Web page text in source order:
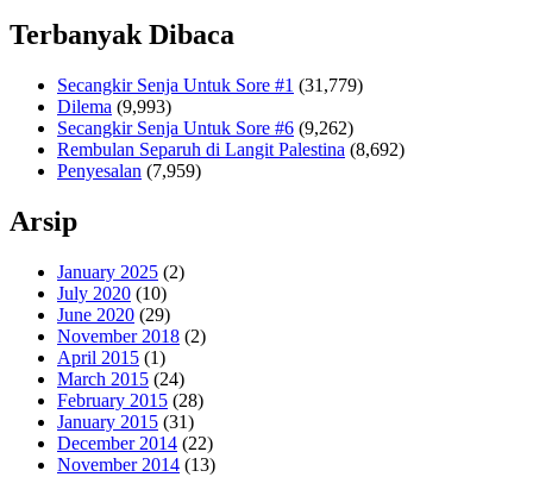
Terbanyak Dibaca
Secangkir Senja Untuk Sore #1 (31,779)
Dilema (9,993)
Secangkir Senja Untuk Sore #6 (9,262)
Rembulan Separuh di Langit Palestina (8,692)
Penyesalan (7,959)
Arsip
January 2025 (2)
July 2020 (10)
June 2020 (29)
November 2018 (2)
April 2015 (1)
March 2015 (24)
February 2015 (28)
January 2015 (31)
December 2014 (22)
November 2014 (13)